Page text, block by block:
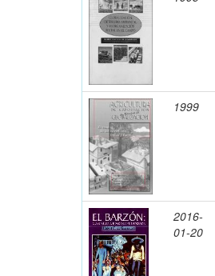
1999
2016-
01-20